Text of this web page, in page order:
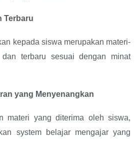
Terbaru
kepada siswa merupakan materi-
terbaru sesuai dengan minat
yang Menyenangkan
materi yang diterima oleh siswa,
system belajar mengajar yang